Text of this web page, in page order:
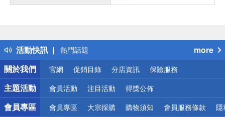
活動快訊
得獎公告
熱門話題
銀行優惠
偏遠地區配送
詐騙網頁！請小心！
more
關於我們
官網 促銷目錄 分店資訊 保險服務
主題活動 會員活動 注目活動 得獎公佈
會員專區 會員專區 大宗採購 購物須知 會員服務條款 隱